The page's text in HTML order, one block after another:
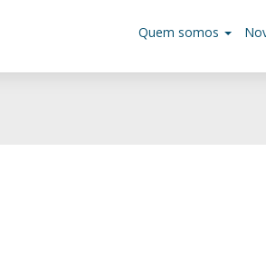
Quem somos